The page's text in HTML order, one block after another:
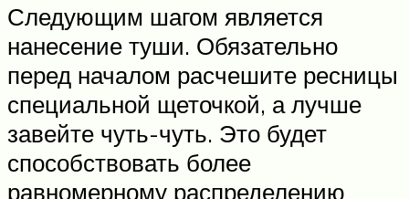
Следующим шагом является
нанесение туши. Обязательно
перед началом расчешите ресницы
специальной щеточкой, а лучше
завейте чуть-чуть. Это будет
способствовать более
равномерному распределению